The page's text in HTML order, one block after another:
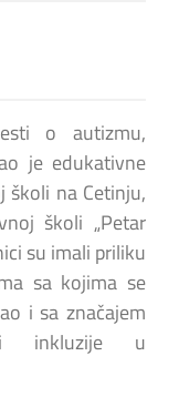
o autizmu,
je edukativne
školi na Cetinju,
školi „Petar
su imali priliku
sa kojima se
i sa značajem
i inkluzije u